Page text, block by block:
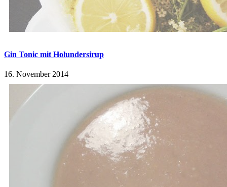
Gin Tonic mit Holundersirup
16. November 2014